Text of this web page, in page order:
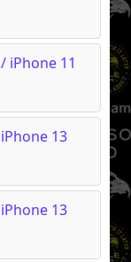
iPhone 11
13
13